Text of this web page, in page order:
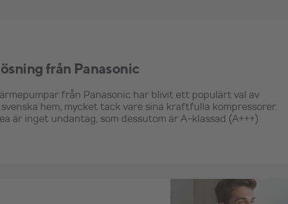
från Panasonic
från Panasonic har blivit ett populärt val av
hem, mycket tack vare sina kraftfulla kompressorer.
är inget undantag, som dessutom är A-klassad (A+++).